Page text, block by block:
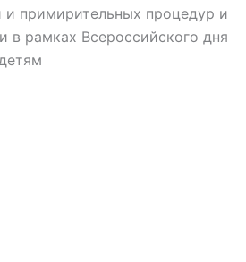
и примирительных процедур и
в рамках Всероссийского дня